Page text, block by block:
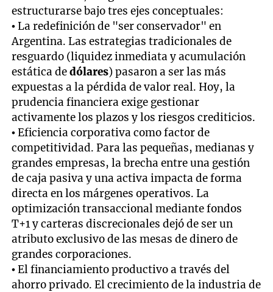
estructurarse bajo tres ejes conceptuales:
• La redefinición de "ser conservador" en
Argentina. Las estrategias tradicionales de
resguardo (liquidez inmediata y acumulación
estática dedólares) pasaron a ser las más
expuestas a la pérdida de valor real. Hoy, la
prudencia financiera exige gestionar
activamente los plazos y los riesgos crediticios.
• Eficiencia corporativa como factor de
competitividad. Para las pequeñas, medianas y
grandes empresas, la brecha entre una gestión
de caja pasiva y una activa impacta de forma
directa en los márgenes operativos. La
optimización transaccional mediante fondos
T+1 y carteras discrecionales dejó de ser un
atributo exclusivo de las mesas de dinero de
grandes corporaciones.
• El financiamiento productivo a través del
ahorro privado. El crecimiento de la industria de